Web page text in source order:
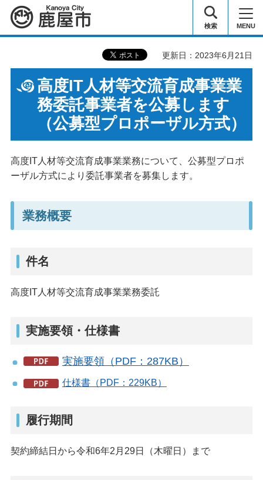
鹿屋市 検索 MENU
更新日：2023年6月21日
高度IT人材等交流育成事業業
務委託事業者を公募します
（公募型プロポーザル方式）
高度IT人材等交流育成事業業務について、公募型プロポ
ーザル方式により委託事業者を募集します。
業務概要
件名
高度IT人材等交流育成事業業務委託
実施要領・仕様書
実施要領（PDF：287KB）
仕様書（PDF：229KB）
履行期間
契約締結日から令和6年2月29日（木曜日）まで